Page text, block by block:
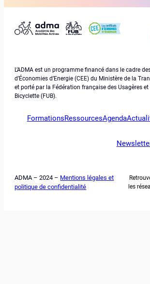
L’ADMA est un programme financé dans le cadre
d’Économies d’Energie (CEE) du Ministère de la
et porté par la Fédération française des Usagères et
Bicyclette (FUB).
FormationsRessourcesAgenda
ADMA – 2024 – Mentions légales et
politique de confidentialité
les